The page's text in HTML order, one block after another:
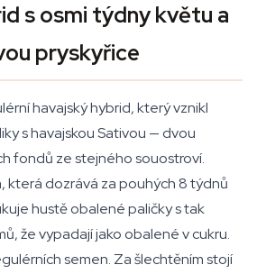
s osmi týdny květu a
pryskyřice
havajský hybrid, který vznikl
s havajskou Sativou — dvou
fondů ze stejného souostroví.
která dozrává za pouhých 8 týdnů
hustě obalené paličky s tak
že vypadají jako obalené v cukru.
semen. Za šlechtěním stojí